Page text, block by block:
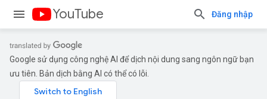
YouTube Đăng nhập
Google sử dụng công nghệ AI để dịch nội dung sang ngôn ngữ bạn
ưu tiên. Bản dịch bằng AI có thể có lỗi.